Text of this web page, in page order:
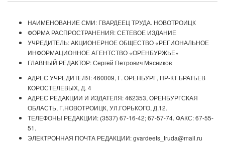
НАИМЕНОВАНИЕ СМИ: ГВАРДЕЕЦ ТРУДА. НОВОТРОИЦК
ФОРМА РАСПРОСТРАНЕНИЯ: СЕТЕВОЕ ИЗДАНИЕ
УЧРЕДИТЕЛЬ: АКЦИОНЕРНОЕ ОБЩЕСТВО «РЕГИОНАЛЬНОЕ
ИНФОРМАЦИОННОЕ АГЕНТСТВО «ОРЕНБУРЖЬЕ»
ГЛАВНЫЙ РЕДАКТОР: Сергей Петрович Мясников
АДРЕС УЧРЕДИТЕЛЯ: 460009, Г. ОРЕНБУРГ, ПР-КТ БРАТЬЕВ
КОРОСТЕЛЕВЫХ, Д. 4
АДРЕС РЕДАКЦИИ И ИЗДАТЕЛЯ: 462353, ОРЕНБУРГСКАЯ
ОБЛАСТЬ, Г.НОВОТРОИЦК, УЛ.ГОРЬКОГО, Д.12.
ТЕЛЕФОНЫ РЕДАКЦИИ: (3537) 67-16-42; 67-57-74. ФАКС: 67-55-
51.
ЭЛЕКТРОННАЯ ПОЧТА РЕДАКЦИИ: gvardeets_truda@mail.ru